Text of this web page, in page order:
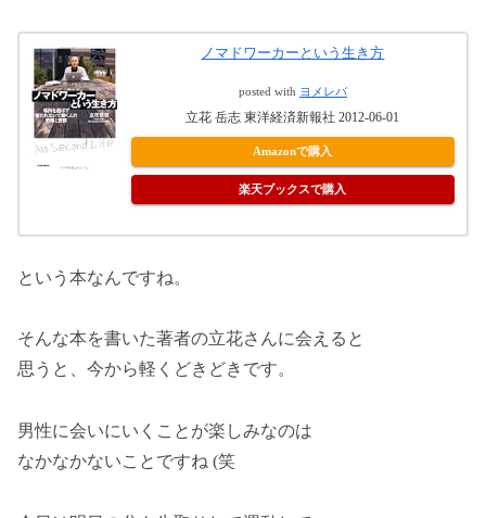
ノマドワーカーという生き方
posted with ヨメレバ
立花 岳志 東洋経済新報社 2012-06-01
Amazonで購入
楽天ブックスで購入
という本なんですね。
そんな本を書いた著者の立花さんに会えると
思うと、今から軽くどきどきです。
男性に会いにいくことが楽しみなのは
なかなかないことですね (笑